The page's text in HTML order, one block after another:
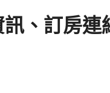
、訂房連